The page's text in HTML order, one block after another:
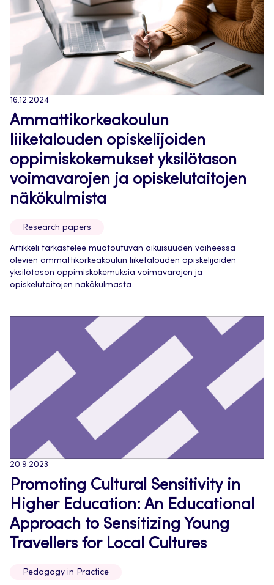
16.12.2024
Ammattikorkeakoulun
liiketalouden opiskelijoiden
oppimiskokemukset yksilötason
voimavarojen ja opiskelutaitojen
näkökulmista
Research papers
Artikkeli tarkastelee muotoutuvan aikuisuuden vaiheessa
olevien ammattikorkeakoulun liiketalouden opiskelijoiden
yksilötason oppimiskokemuksia voimavarojen ja
opiskelutaitojen näkökulmasta.
20.9.2023
Promoting Cultural Sensitivity in
Higher Education: An Educational
Approach to Sensitizing Young
Travellers for Local Cultures
Pedagogy in Practice